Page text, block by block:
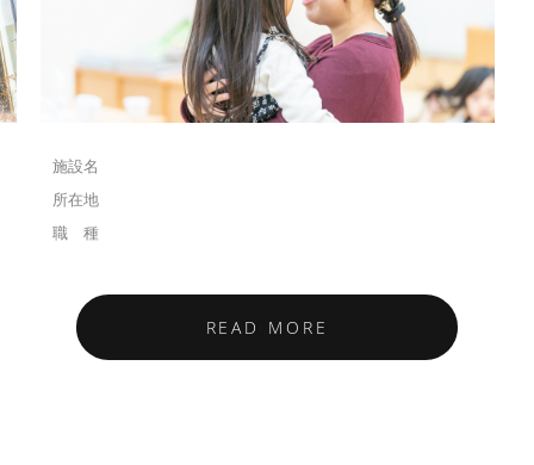
READ MORE